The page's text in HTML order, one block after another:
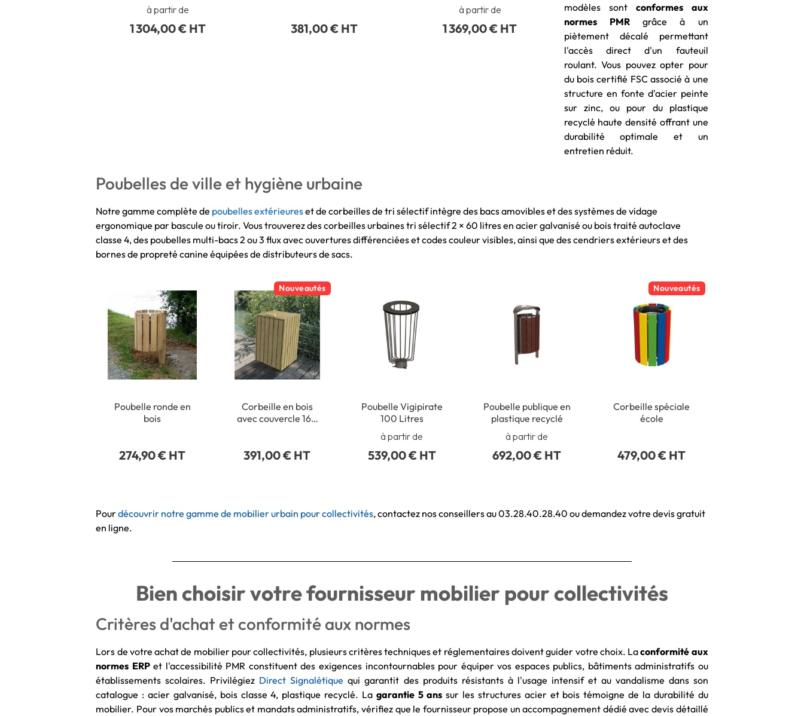
à partir de
1 304,00 € HT 381,00 € HT
à partir de
1 369,00 € HT
modèles sont conformes aux
normes PMR grâce à un
piètement décalé permettant
l'accès direct d'un fauteuil
roulant. Vous pouvez opter pour
du bois certifié FSC associé à une
structure en fonte d'acier peinte
sur zinc, ou pour du plastique
recyclé haute densité offrant une
durabilité optimale et un
entretien réduit.
Poubelles de ville et hygiène urbaine
Notre gamme complète de poubelles extérieureset de corbeilles de tri sélectif intègre des bacs amovibles et des systèmes de vidage
ergonomique par bascule ou tiroir. Vous trouverez des corbeilles urbaines tri sélectif 2 × 60 litres en acier galvanisé ou bois traité autoclave
classe 4, des poubelles multi-bacs 2 ou 3 flux avec ouvertures différenciées et codes couleur visibles, ainsi que des cendriers extérieurs et des
bornes de propreté canine équipées de distributeurs de sacs.
Poubelle ronde en
bois
274,90 € HT
Nouveautés
Corbeille en bois
avec couvercle 160
391,00 € HT
Poubelle Vigipirate
100 Litres
à partir de
539,00 € HT
Poubelle publique en
plastique recyclé
à partir de
692,00 € HT
Nouveautés
Corbeille spéciale
école
479,00 € HT
Pourdécouvrir notre gamme de mobilier urbain pour collectivités, contactez nos conseillers au 03.28.40.28.40 ou demandez votre devis gratuit
en ligne.
Bien choisir votre fournisseur mobilier pour collectivités
Critères d'achat et conformité aux normes
Lors de votre achat de mobilier pour collectivités, plusieurs critères techniques et réglementaires doivent guider votre choix. Laconformité aux
normes ERPet l'accessibilité PMR constituent des exigences incontournables pour équiper vos espaces publics, bâtiments administratifs ou
établissements scolaires. Privilégiez Direct Signalétique qui garantit des produits résistants à l'usage intensif et au vandalisme dans son
catalogue : acier galvanisé, bois classe 4, plastique recyclé. La garantie 5 ans sur les structures acier et bois témoigne de la durabilité du
mobilier. Pour vos marchés publics et mandats administratifs, vérifiez que le fournisseur propose un accompagnement dédié avec devis détaillé